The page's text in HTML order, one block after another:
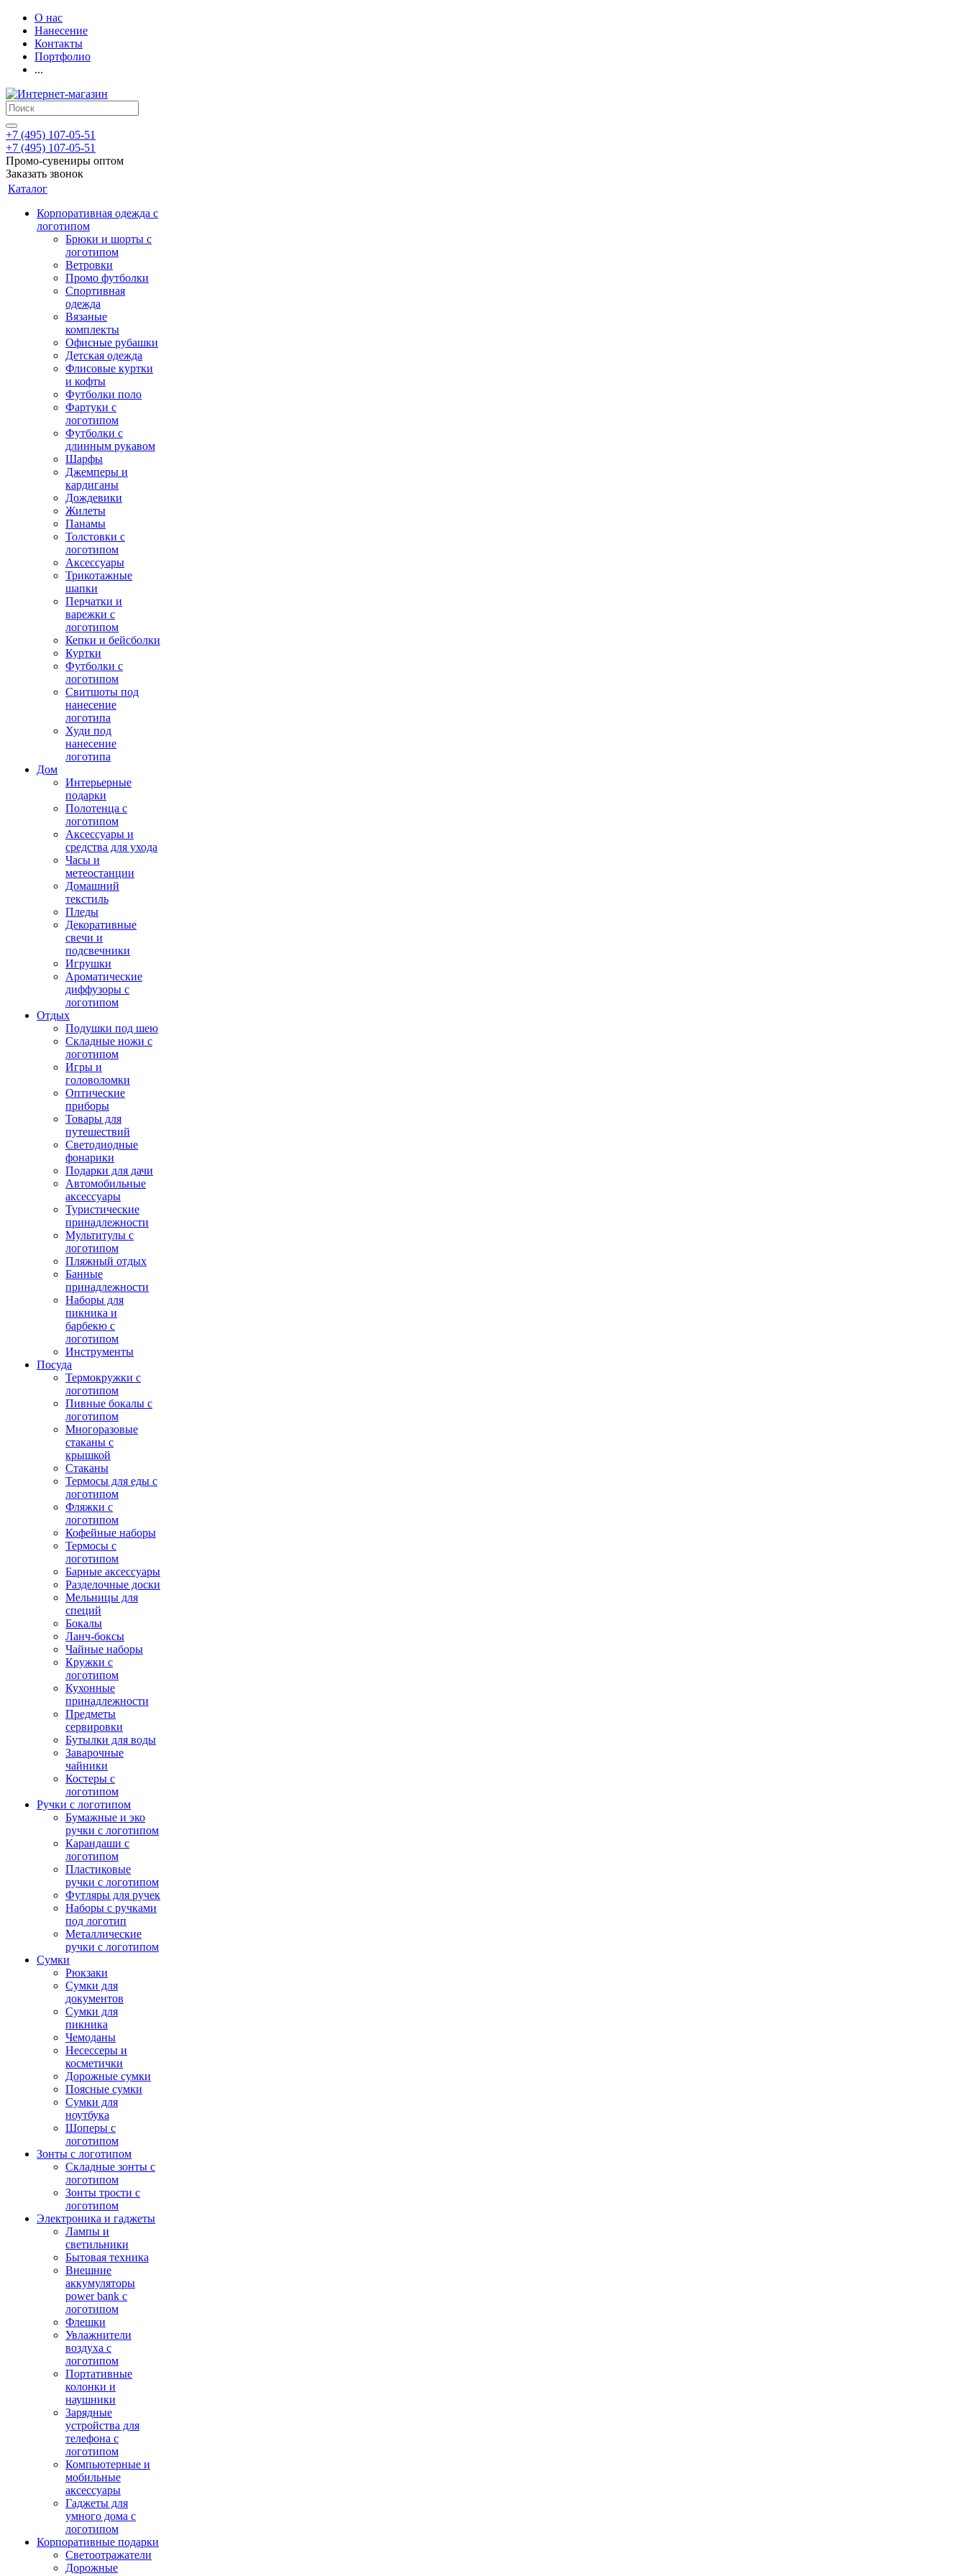
О нас
Нанесение
Контакты
Портфолио
...
+7 (495) 107-05-51
+7 (495) 107-05-51
Промо-сувениры оптом
Заказать звонок
Каталог
Корпоративная одежда с
логотипом
Брюки и шорты с
логотипом
Ветровки
Промо футболки
Спортивная
одежда
Вязаные
комплекты
Офисные рубашки
Детская одежда
Флисовые куртки
и кофты
Футболки поло
Фартуки с
логотипом
Футболки с
длинным рукавом
Шарфы
Джемперы и
кардиганы
Дождевики
Жилеты
Панамы
Толстовки с
логотипом
Аксессуары
Трикотажные
шапки
Перчатки и
варежки с
логотипом
Кепки и бейсболки
Куртки
Футболки с
логотипом
Свитшоты под
нанесение
логотипа
Худи под
нанесение
логотипа
Дом
Интерьерные
подарки
Полотенца с
логотипом
Аксессуары и
средства для ухода
Часы и
метеостанции
Домашний
текстиль
Пледы
Декоративные
свечи и
подсвечники
Игрушки
Ароматические
диффузоры с
логотипом
Отдых
Подушки под шею
Складные ножи с
логотипом
Игры и
головоломки
Оптические
приборы
Товары для
путешествий
Светодиодные
фонарики
Подарки для дачи
Автомобильные
аксессуары
Туристические
принадлежности
Мультитулы с
логотипом
Пляжный отдых
Банные
принадлежности
Наборы для
пикника и
барбекю с
логотипом
Инструменты
Посуда
Термокружки с
логотипом
Пивные бокалы с
логотипом
Многоразовые
стаканы с
крышкой
Стаканы
Термосы для еды с
логотипом
Фляжки с
логотипом
Кофейные наборы
Термосы с
логотипом
Барные аксессуары
Разделочные доски
Мельницы для
специй
Бокалы
Ланч-боксы
Чайные наборы
Кружки с
логотипом
Кухонные
принадлежности
Предметы
сервировки
Бутылки для воды
Заварочные
чайники
Костеры с
логотипом
Ручки с логотипом
Бумажные и эко
ручки с логотипом
Карандаши с
логотипом
Пластиковые
ручки с логотипом
Футляры для ручек
Наборы с ручками
под логотип
Металлические
ручки с логотипом
Сумки
Рюкзаки
Сумки для
документов
Сумки для
пикника
Чемоданы
Несессеры и
косметички
Дорожные сумки
Поясные сумки
Сумки для
ноутбука
Шоперы с
логотипом
Зонты с логотипом
Складные зонты с
логотипом
Зонты трости с
логотипом
Электроника и гаджеты
Лампы и
светильники
Бытовая техника
Внешние
аккумуляторы
power bank с
логотипом
Флешки
Увлажнители
воздуха с
логотипом
Портативные
колонки и
наушники
Зарядные
устройства для
телефона с
логотипом
Компьютерные и
мобильные
аксессуары
Гаджеты для
умного дома с
логотипом
Корпоративные подарки
Светоотражатели
Дорожные